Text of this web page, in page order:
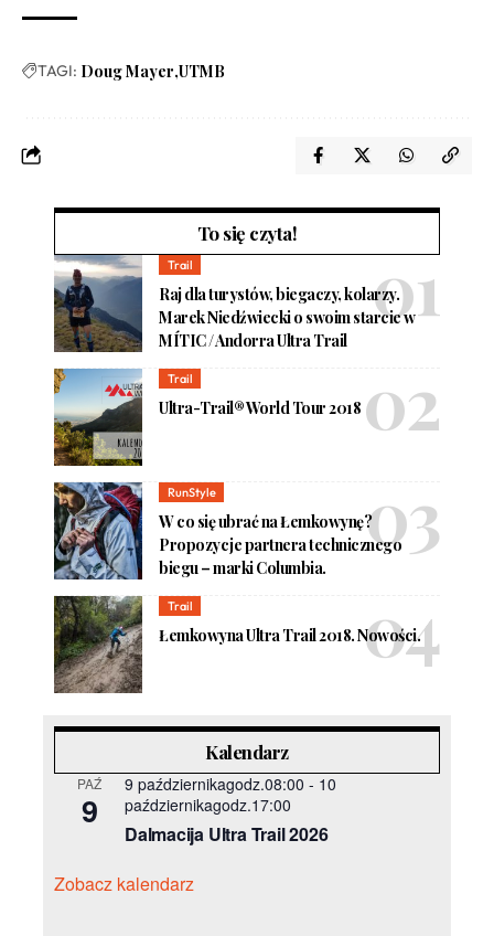
TAGI: Doug Mayer UTMB
To się czyta!
Trail
Raj dla turystów, biegaczy, kolarzy.
Marek Niedźwiecki o swoim starcie w
MÍTIC / Andorra Ultra Trail
Trail
Ultra-Trail® World Tour 2018
RunStyle
W co się ubrać na Łemkowynę?
Propozycje partnera technicznego
biegu – marki Columbia.
Trail
Łemkowyna Ultra Trail 2018. Nowości.
Kalendarz
PAŹ
9
9 październikagodz.08:00 - 10
październikagodz.17:00
Dalmacija Ultra Trail 2026
Zobacz kalendarz